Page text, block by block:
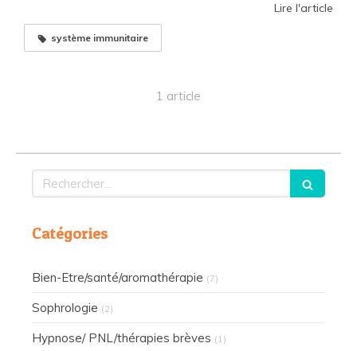
Lire l'article
système immunitaire
1 article
Rechercher
Catégories
Bien-Etre/santé/aromathérapie (7)
Sophrologie (2)
Hypnose/ PNL/thérapies brèves (1)